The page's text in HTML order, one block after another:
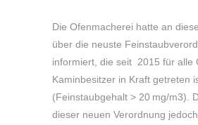
Die Ofenmacherei hatte an
über die neuste
informiert, die seit 2015 für alle
Kaminbesitzer in Kraft getreten
(Feinstaubgehalt > 20 mg/m3).
dieser neuen Verordnung